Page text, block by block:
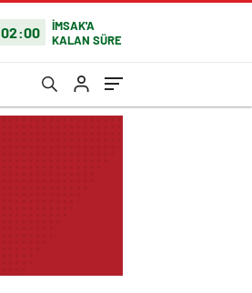
02:00
İMSAK'A
KALAN SÜRE